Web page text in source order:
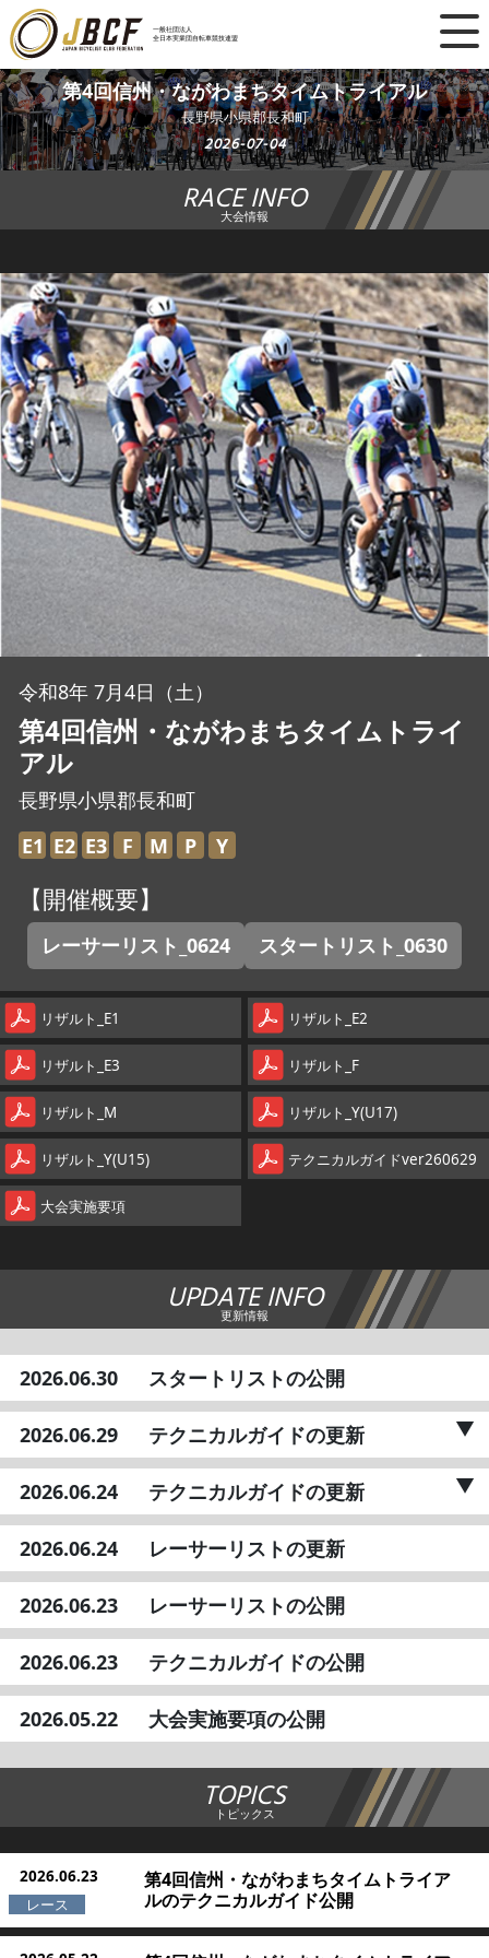
一般社団法人
全日本実業団自転車競技連盟
×
ニュース
レース日程
ランキング
チーム・選手
競技ガイド
加盟・登録
エントリー
JBCF ROAD SERIESとは
第4回信州・ながわまちタイムトライアル
長野県小県郡長和町
2026-07-04
RACE INFO
大会情報
令和8年 7月4日（土）
第4回信州・ながわまちタイムトライ
アル
長野県小県郡長和町
E1 E2 E3 F M P Y
【開催概要】
レーサーリスト_0624 スタートリスト_0630
リザルト_E1 リザルト_E2
リザルト_E3 リザルト_F
リザルト_M リザルト_Y(U17)
リザルト_Y(U15) テクニカルガイドver260629
大会実施要項
UPDATE INFO
更新情報
2026.06.30 スタートリストの公開
2026.06.29 テクニカルガイドの更新
2026.06.24 テクニカルガイドの更新
2026.06.24 レーサーリストの更新
2026.06.23 レーサーリストの公開
2026.06.23 テクニカルガイドの公開
2026.05.22 大会実施要項の公開
TOPICS
トピックス
2026.06.23
第4回信州・ながわまちタイムトライア
ルのテクニカルガイド公開